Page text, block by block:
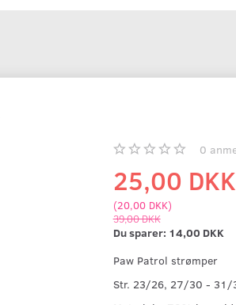
0
25,00 DKK
(20,00 DKK)
39,00 DKK
Du sparer: 14,00 DKK
Paw Patrol strømper
Str. 23/26, 27/30 - 31/